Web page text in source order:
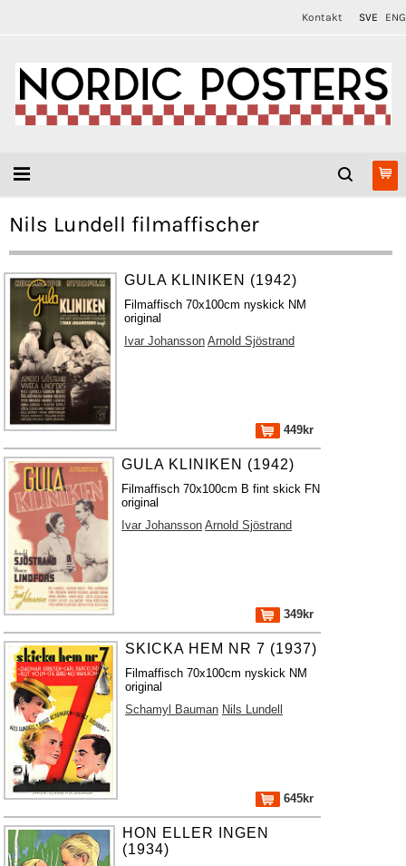
Kontakt SVE ENG
Nils Lundell filmaffischer
GULA KLINIKEN (1942)
Filmaffisch 70x100cm nyskick NM
original
Ivar Johansson Arnold Sjöstrand
449kr
GULA KLINIKEN (1942)
Filmaffisch 70x100cm B fint skick FN
original
Ivar Johansson Arnold Sjöstrand
349kr
SKICKA HEM NR 7 (1937)
Filmaffisch 70x100cm nyskick NM
original
Schamyl Bauman Nils Lundell
645kr
HON ELLER INGEN
(1934)